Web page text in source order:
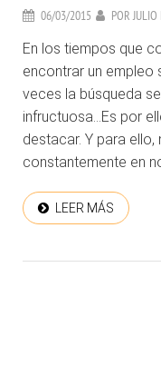
06/03/2015 PORJULIO
En los tiempos que
encontrar un empleo
veces la búsqueda
infructuosa…Es por
destacar. Y para
constantemente en
LEER MÁS